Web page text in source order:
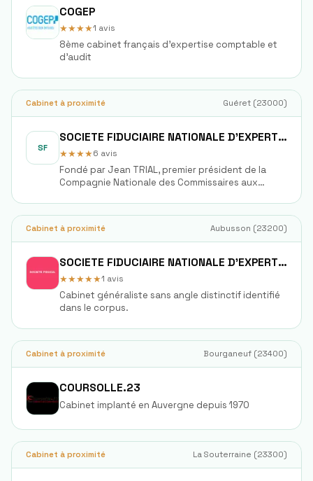
COGEP
★★★★1 avis
8ème cabinet français d'expertise comptable et
d'audit
Cabinet à proximité Guéret (23000)
SF
SOCIETE FIDUCIAIRE NATIONALE D'EXPERTISE COMPTABLE FIDEXPERTISE
★★★★6 avis
Fondé par Jean TRIAL, premier président de la
Compagnie Nationale des Commissaires aux
Cabinet à proximité Aubusson (23200)
SOCIETE FIDUCIAIRE NATIONALE D'EXPERTISE COMPTABLE FIDEXPERTISE
★★★★★1 avis
Cabinet généraliste sans angle distinctif identifié
dans le corpus.
Cabinet à proximité Bourganeuf (23400)
COURSOLLE.23
Cabinet implanté en Auvergne depuis 1970
Cabinet à proximité La Souterraine (23300)